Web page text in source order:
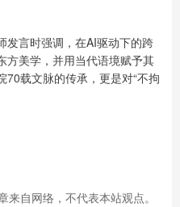
发言时强调，在AI驱动下的跨
方美学，并用当代语境赋予其
载文脉的传承，更是对“不拘
来自网络，不代表本站观点。